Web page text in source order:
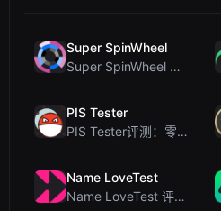
Super SpinWheel
Super SpinWheel 评测：隐私优先的免费转盘随机选择工具
PIS Tester
PIS Tester评测：零AI的友谊测试，揭露假朋友
Name LoveTest
Name LoveTest 评测：一款优先保护隐私的爱情计算器，支持生成可分享图片